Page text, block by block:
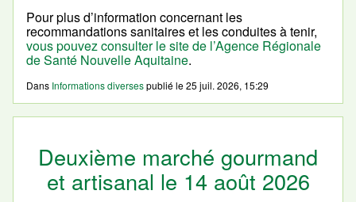
Pour plus d’information concernant les
recommandations sanitaires et les conduites à tenir,
vous pouvez consulter le site de l’Agence Régionale
de Santé Nouvelle Aquitaine.
Dans Informations diversespublié le25 juil. 2026, 15:29
Deuxième marché gourmand
et artisanal le 14 août 2026